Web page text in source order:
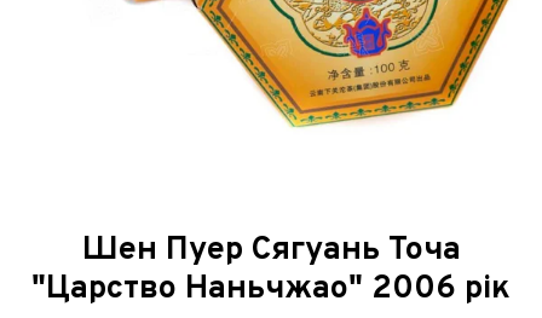
Шен Пуер Сягуань Точа
"Царство Наньчжао" 2006 рік